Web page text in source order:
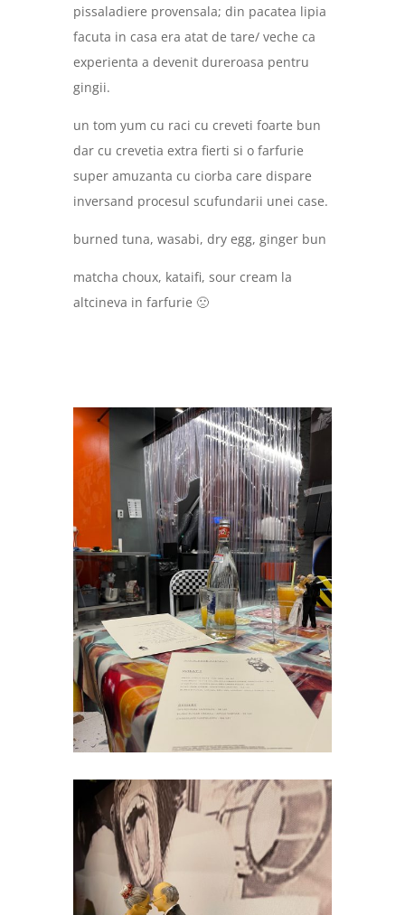
pissaladiere provensala; din pacatea lipia
facuta in casa era atat de tare/ veche ca
experienta a devenit dureroasa pentru
gingii.
un tom yum cu raci cu creveti foarte bun
dar cu crevetia extra fierti si o farfurie
super amuzanta cu ciorba care dispare
inversand procesul scufundarii unei case.
burned tuna, wasabi, dry egg, ginger bun
matcha choux, kataifi, sour cream la
altcineva in farfurie 🙁